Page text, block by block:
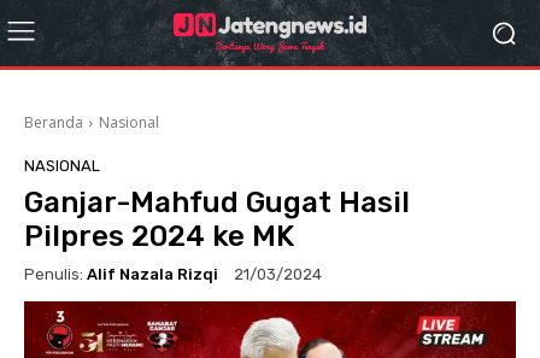
Beranda Nasional
NASIONAL
Ganjar-Mahfud Gugat Hasil
Pilpres 2024 ke MK
Penulis: Alif Nazala Rizqi 21/03/2024